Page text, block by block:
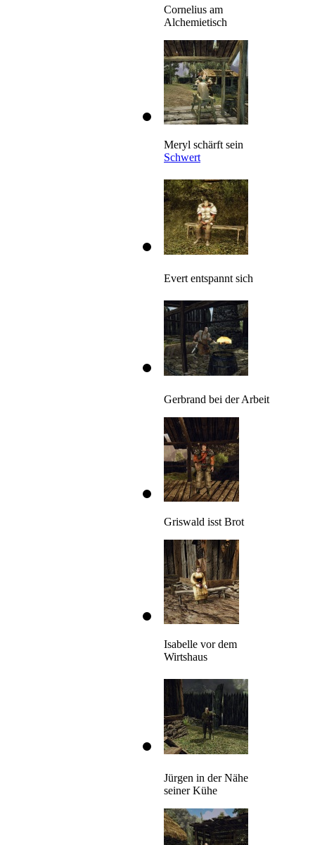
Cornelius am
Alchemietisch
Meryl schärft sein
Schwert
Evert entspannt sich
Gerbrand bei der Arbeit
Griswald isst Brot
Isabelle vor dem
Wirtshaus
Jürgen in der Nähe
seiner Kühe